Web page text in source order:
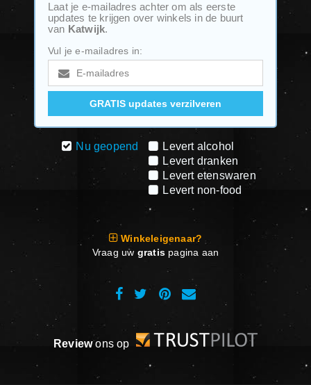
Laat je e-mailadres achter om als eerste
updates te krijgen over winkels in de buurt
van Katwijk.
Vul je e-mailadres in:
Nu geopend
Levert alcohol
Levert dranken
Levert etenswaren
Levert non-food
Winkeleigenaar?
Vraag uw gratispagina aan
Reviewons op